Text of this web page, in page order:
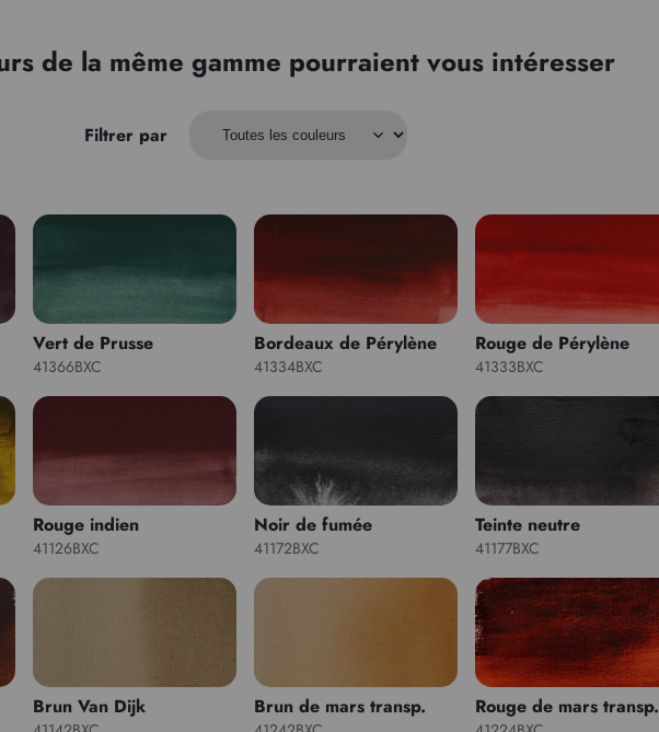
de la même gamme pourraient vous intéresser
Filtrer par
Vert de Prusse
41366BXC
Bordeaux de Pérylène
41334BXC
Rouge de Pérylène
41333BXC
Rouge indien
41126BXC
Noir de fumée
41172BXC
Teinte neutre
41177BXC
Brun Van Dijk Brun de mars transp. Rouge de mars transp.